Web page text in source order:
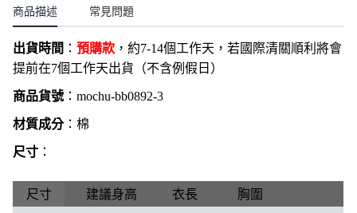
商品描述 常見問題
出貨時間 ： 預購款 ，約7-14個工作天，若國際清關順利將會
提前在7個工作天出貨（不含例假日）
商品貨號： mochu-bb0892-3
材質成分：棉
尺寸 ：
尺寸 建議身高 衣長
胸圍